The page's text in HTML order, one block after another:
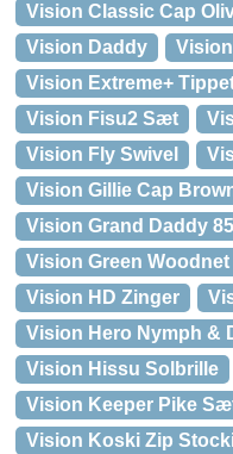
Vision Classic Cap
Vision Daddy
Vision
Vision Extreme+
Vision Fisu2 Sæt
Vision Fly Swivel
Vision Gillie Cap
Vision Grand Daddy
Vision Green
Vision HD Zinger
Vision Hero Nymph &
Vision Hissu Solbrille
Vision Keeper Pike
Vision Koski Zip